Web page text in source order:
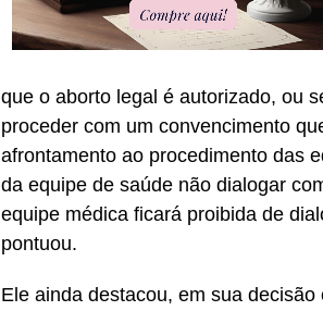
que o aborto legal é autorizado, ou
proceder com um convencimento
afrontamento ao procedimento das
da equipe de saúde não dialogar
equipe médica ficará proibida de
pontuou.
Ele ainda destacou, em sua